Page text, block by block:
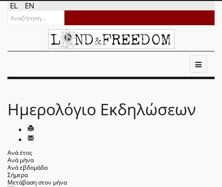
EL EN
Ημερολόγιο Εκδηλώσεων
Ανά έτος
Ανά μήνα
Ανά εβδομάδα
Σήμερα
Μετάβαση στον μήνα